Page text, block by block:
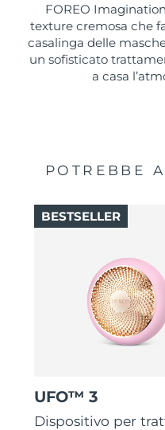
FOREO Imagination
texture cremosa che
casalinga delle
un sofisticato
a casa
POTREBBE
UFO™ 3
Dispositivo per
BESTSELLER